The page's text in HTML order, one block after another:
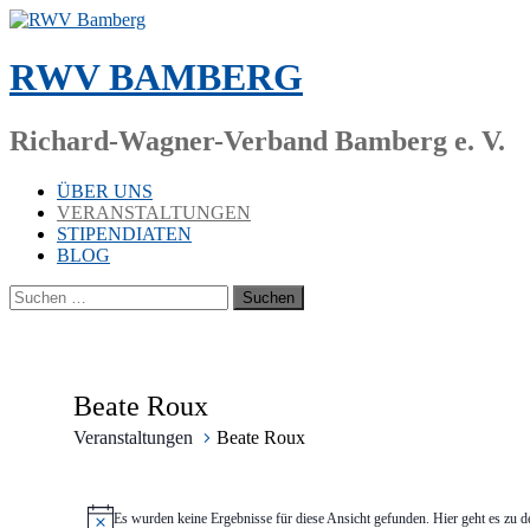
Zum
springen
RWV BAMBERG
Richard-Wagner-Verband Bamberg e. V.
ÜBER UNS
VERANSTALTUNGEN
STIPENDIATEN
BLOG
Suchen
nach:
Beate Roux
Veranstaltungen Bea­te Roux
Es wur­den kei­ne Er­geb­nis­se für die­se An­sicht ge­fun­den. Hier geht es zu